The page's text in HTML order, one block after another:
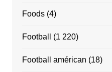
Foods(4)
Football (1 220)
Football américan (18)